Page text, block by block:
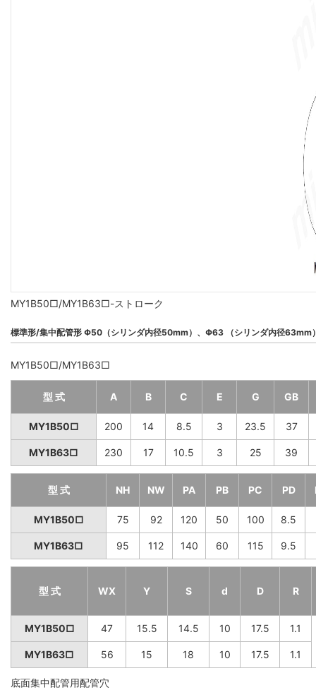
MY1B50□/MY1B63□-ストローク
標準形/集中配管形 Φ50（シリンダ内径50mm）、Φ63 （シリンダ内径63mm
MY1B50□/MY1B63□
型 式 A B C E G GB
MY1B50□ 200 14 8.5 3 23.5 37
MY1B63□ 230 17 10.5 3 25 39
型 式 NH NW PA PB PC PD
MY1B50□ 75 92 120 50 100 8.5
MY1B63□ 95 112 140 60 115 9.5
型 式 WX Y S d D R
MY1B50□ 47 15.5 14.5 10 17.5 1.1
MY1B63□ 56 15 18 10 17.5 1.1
底面集中配管用配管穴